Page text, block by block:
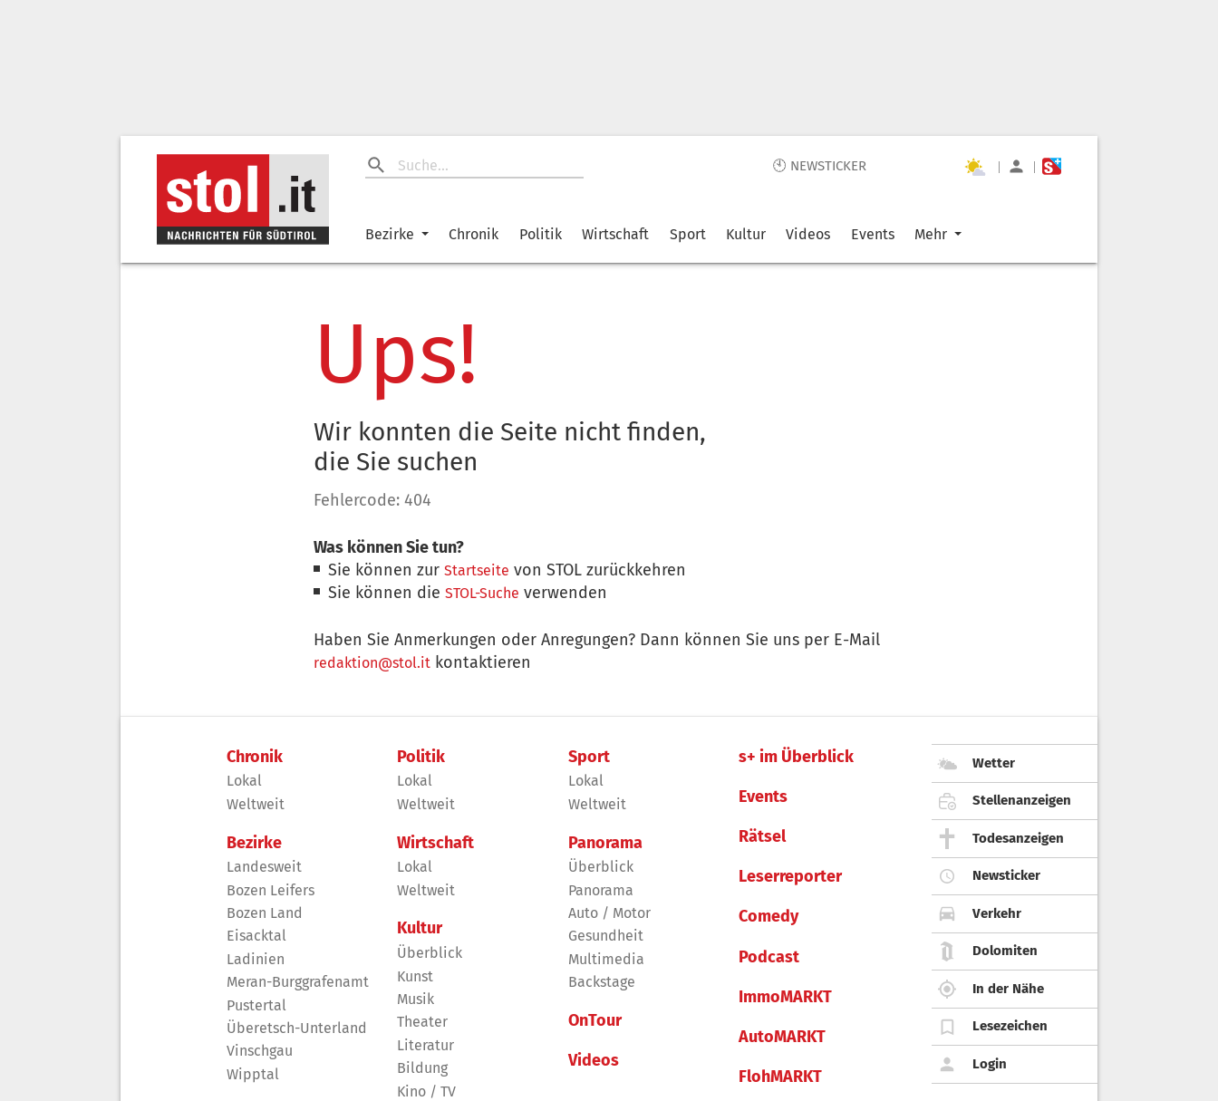
🕙 NEWSTICKER | |
Bezirke Chronik Politik Wirtschaft Sport Kultur Videos Events Mehr
Ups!
Wir konnten die Seite nicht finden,
die Sie suchen
Fehlercode: 404
Was können Sie tun?
Sie können zurStartseite von STOL zurückkehren
Sie können dieSTOL-Suche verwenden
Haben Sie Anmerkungen oder Anregungen? Dann können Sie uns per E-Mail
redaktion@stol.it kontaktieren
Chronik
Lokal
Weltweit
Bezirke
Landesweit
Bozen Leifers
Bozen Land
Eisacktal
Ladinien
Meran-Burggrafenamt
Pustertal
Überetsch-Unterland
Vinschgau
Wipptal
Politik
Lokal
Weltweit
Wirtschaft
Lokal
Weltweit
Kultur
Überblick
Kunst
Musik
Theater
Literatur
Bildung
Kino / TV
Sport
Lokal
Weltweit
Panorama
Überblick
Panorama
Auto / Motor
Gesundheit
Multimedia
Backstage
OnTour
Videos
s+ im Überblick
Events
Rätsel
Leserreporter
Comedy
Podcast
ImmoMARKT
AutoMARKT
FlohMARKT
Wetter
Stellenanzeigen
Todesanzeigen
Newsticker
Verkehr
Dolomiten
In der Nähe
Lesezeichen
Login